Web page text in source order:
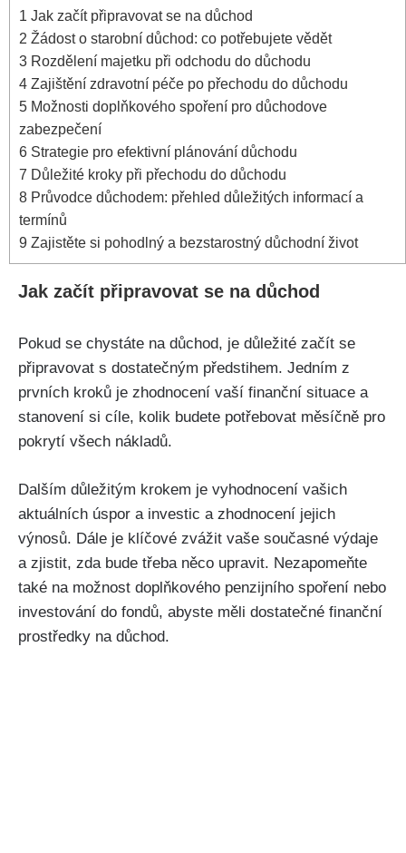
1 Jak začít připravovat se na důchod
2 Žádost o starobní důchod: co potřebujete vědět
3 Rozdělení majetku při odchodu do důchodu
4 Zajištění zdravotní péče po přechodu do důchodu
5 Možnosti doplňkového spoření pro důchodove
zabezpečení
6 Strategie pro efektivní plánování důchodu
7 Důležité kroky při přechodu do důchodu
8 Průvodce důchodem: přehled důležitých informací a
termínů
9 Zajistěte si pohodlný a bezstarostný důchodní život
Jak začít připravovat se na důchod
Pokud se chystáte na důchod, je důležité začít se
připravovat s dostatečným předstihem. Jedním z
prvních kroků je zhodnocení vaší finanční situace a
stanovení si cíle, kolik budete potřebovat měsíčně pro
pokrytí všech nákladů.
Dalším důležitým krokem je vyhodnocení vašich
aktuálních úspor a investic a zhodnocení jejich
výnosů. Dále je klíčové zvážit vaše současné výdaje
a zjistit, zda bude třeba něco upravit. Nezapomeňte
také na možnost doplňkového penzijního spoření nebo
investování do fondů, abyste měli dostatečné finanční
prostředky na důchod.